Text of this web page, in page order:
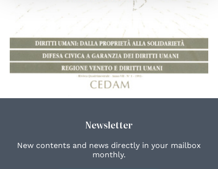
Newsletter
New contents and news directly in your mailbox
monthly.